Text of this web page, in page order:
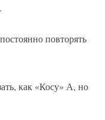
повторять
как «Косу» А, но